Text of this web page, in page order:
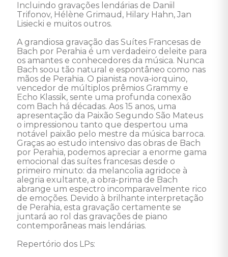
Incluindo gravações lendárias de Daniil
Trifonov, Hélène Grimaud, Hilary Hahn, Jan
Lisiecki e muitos outros.
A grandiosa gravação das Suítes Francesas de
Bach por Perahia é um verdadeiro deleite para
os amantes e conhecedores da música. Nunca
Bach soou tão natural e espontâneo como nas
mãos de Perahia. O pianista nova-iorquino,
vencedor de múltiplos prêmios Grammy e
Echo Klassik, sente uma profunda conexão
com Bach há décadas. Aos 15 anos, uma
apresentação da Paixão Segundo São Mateus
o impressionou tanto que despertou uma
notável paixão pelo mestre da música barroca.
Graças ao estudo intensivo das obras de Bach
por Perahia, podemos apreciar a enorme gama
emocional das suítes francesas desde o
primeiro minuto: da melancolia agridoce à
alegria exultante, a obra-prima de Bach
abrange um espectro incomparavelmente rico
de emoções. Devido à brilhante interpretação
de Perahia, esta gravação certamente se
juntará ao rol das gravações de piano
contemporâneas mais lendárias.
Repertório dos LPs: